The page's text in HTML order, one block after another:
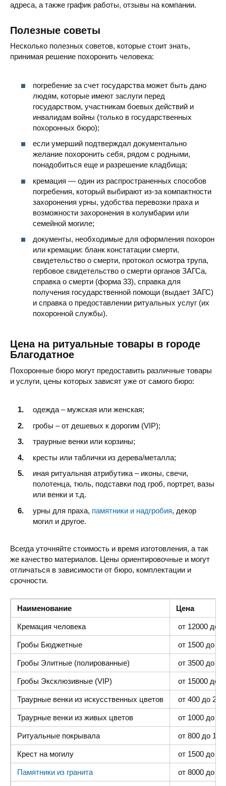
адреса, а также график работы, отзывы на компании.
Полезные советы
Несколько полезных советов, которые стоит знать,
принимая решение похоронить человека:
погребение за счет государства может быть дано
людям, которые имеют заслуги перед
государством, участникам боевых действий и
инвалидам войны (только в государственных
похоронных бюро);
если умерший подтверждал документально
желание похоронить себя, рядом с родными,
понадобиться еще и разрешение кладбища;
кремация — один из распространенных способов
погребения, который выбирают из-за компактности
захоронения урны, удобства перевозки праха и
возможности захоронения в колумбарии или
семейной могиле;
документы, необходимые для оформления похорон
или кремации: бланк констатации смерти,
свидетельство о смерти, протокол осмотра трупа,
гербовое свидетельство о смерти органов ЗАГСа,
справка о смерти (форма 33), справка для
получения государственной помощи (выдает ЗАГС)
и справка о предоставлении ритуальных услуг (их
похоронной службы).
Цена на ритуальные товары в городе
Благодатное
Похоронные бюро могут предоставить различные товары
и услуги, цены которых зависят уже от самого бюро:
одежда – мужская или женская;
гробы – от дешевых к дорогим (VIP);
траурные венки или корзины;
кресты или таблички из дерева/металла;
иная ритуальная атрибутика – иконы, свечи,
полотенца, тюль, подставки под гроб, портрет, вазы
или венки и т.д.
урны для праха, памятники и надгробия, декор
могил и другое.
Всегда уточняйте стоимость и время изготовления, а так
же качество материалов. Цены ориентировочные и могут
отличаться в зависимости от бюро, комплектации и
срочности.
Наименование Цена
Кремация человека от 12000 до
Гробы Бюджетные от 1500 до
Гробы Элитные (полированные) от 3500 до
Гробы Эксклюзивные (VIP) от 15000 до
Траурные венки из искусственных цветов от 400 до
Траурные венки из живых цветов от 1000 до
Ритуальные покрывала от 800 до
Крест на могилу от 1500 до
Памятники из гранита от 8000 до 25